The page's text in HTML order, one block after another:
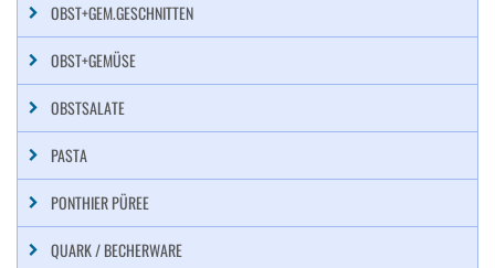
OBST+GEM.GESCHNITTEN
OBST+GEMÜSE
OBSTSALATE
PASTA
PONTHIER PÜREE
QUARK / BECHERWARE